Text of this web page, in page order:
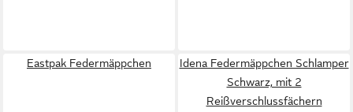
Eastpak Federmäppchen
Idena Federmäppchen Schlamper
Schwarz, mit 2
Reißverschlussfächern